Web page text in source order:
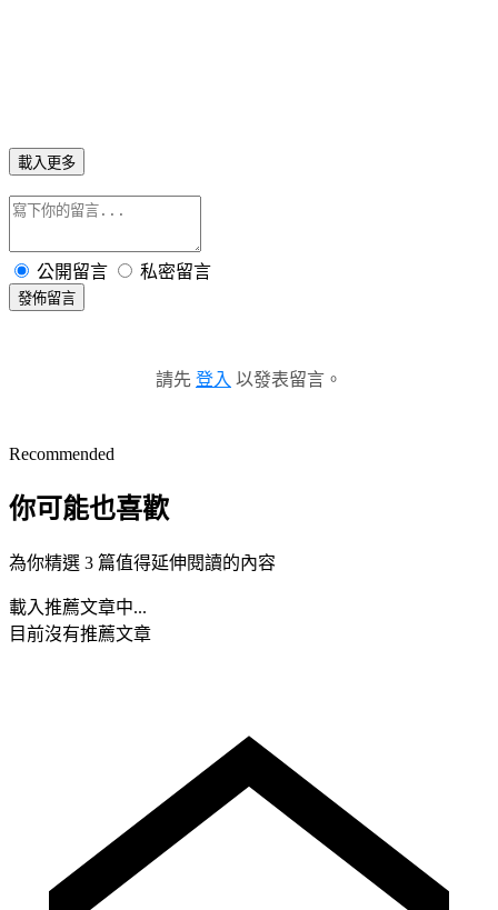
載入更多
公開留言 私密留言
發佈留言
請先 登入 以發表留言。
Recommended
你可能也喜歡
為你精選 3 篇值得延伸閱讀的內容
載入推薦文章中...
目前沒有推薦文章